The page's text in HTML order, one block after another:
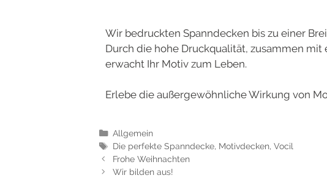
Wir bedruckten Spanndecken bis zu einer
Durch die hohe Druckqualität, zusammen
erwacht Ihr Motiv zum Leben.
Erlebe die außergewöhnliche Wirkung von
Allgemein
Die perfekte Spanndecke, Motivdecken, Vocil
Frohe Weihnachten
Wir bilden aus!